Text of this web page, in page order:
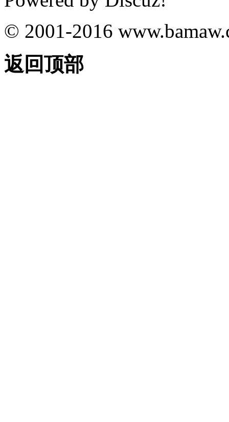
© 2001-2016
返回顶部